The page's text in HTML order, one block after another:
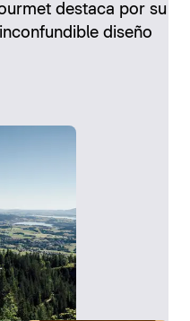
destaca por su
diseño